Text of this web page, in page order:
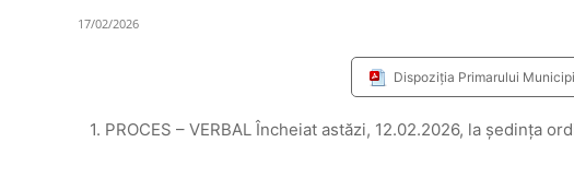
17/02/2026
Dispoziția Primarului
1. PROCES – VERBAL Încheiat astăzi, 12.02.2026, la şedinţa